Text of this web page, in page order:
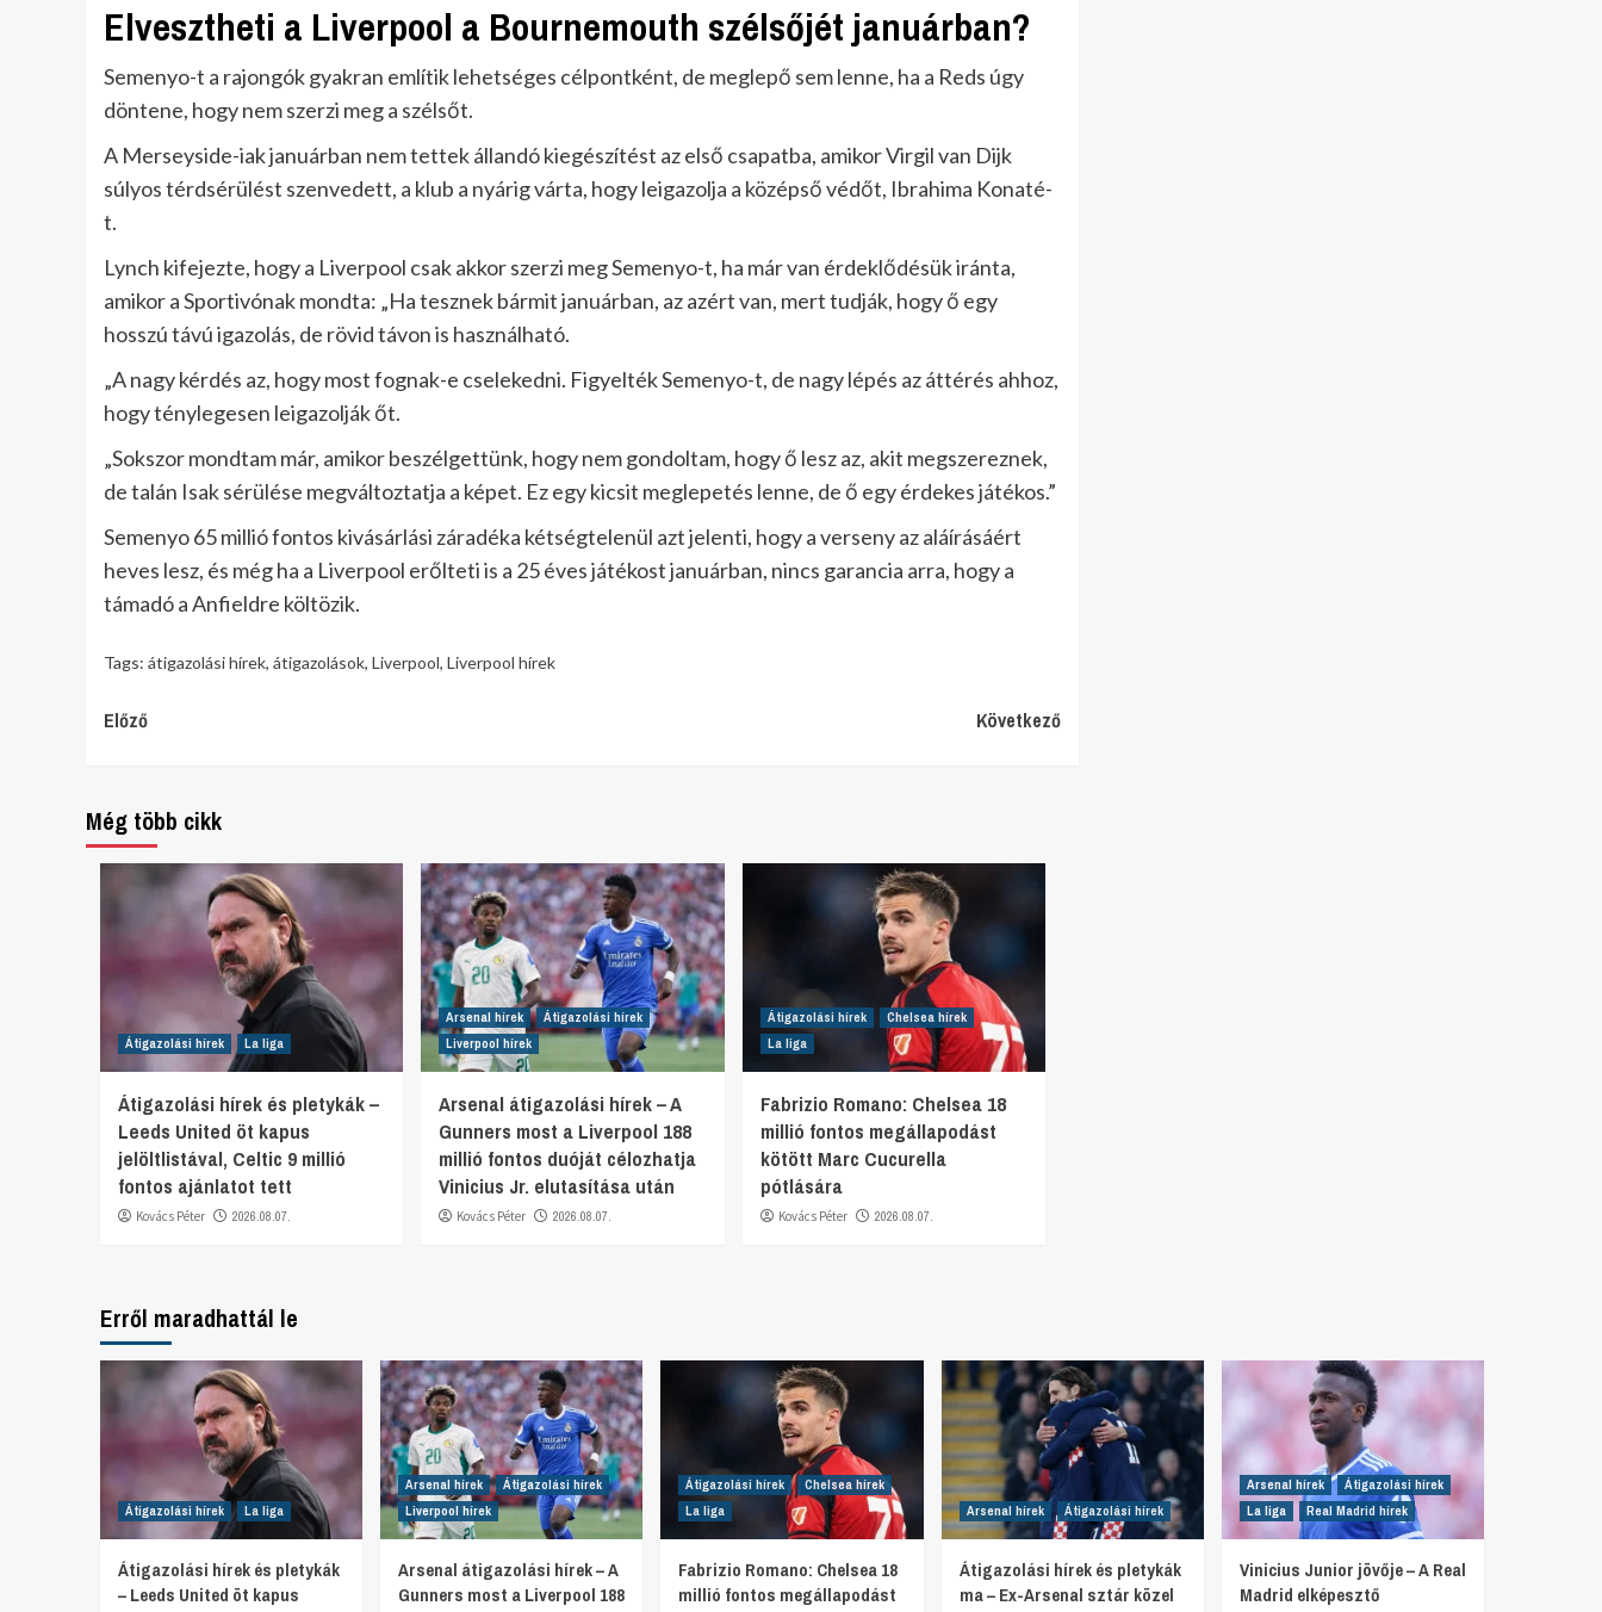
Elvesztheti a Liverpool a Bournemouth szélsőjét januárban?
Semenyo-t a rajongók gyakran említik lehetséges célpontként, de meglepő sem lenne, ha a Reds úgy
döntene, hogy nem szerzi meg a szélsőt.
A Merseyside-iak januárban nem tettek állandó kiegészítést az első csapatba, amikor Virgil van Dijk
súlyos térdsérülést szenvedett, a klub a nyárig várta, hogy leigazolja a középső védőt, Ibrahima Konaté-
t.
Lynch kifejezte, hogy a Liverpool csak akkor szerzi meg Semenyo-t, ha már van érdeklődésük iránta,
amikor a Sportivónak mondta: „Ha tesznek bármit januárban, az azért van, mert tudják, hogy ő egy
hosszú távú igazolás, de rövid távon is használható.
„A nagy kérdés az, hogy most fognak-e cselekedni. Figyelték Semenyo-t, de nagy lépés az áttérés ahhoz,
hogy ténylegesen leigazolják őt.
„Sokszor mondtam már, amikor beszélgettünk, hogy nem gondoltam, hogy ő lesz az, akit megszereznek,
de talán Isak sérülése megváltoztatja a képet. Ez egy kicsit meglepetés lenne, de ő egy érdekes játékos.”
Semenyo 65 millió fontos kivásárlási záradéka kétségtelenül azt jelenti, hogy a verseny az aláírásáért
heves lesz, és még ha a Liverpool erőlteti is a 25 éves játékost januárban, nincs garancia arra, hogy a
támadó a Anfieldre költözik.
Tags: átigazolási hírek, átigazolások, Liverpool, Liverpool hírek
Continue
Előző Következő
Még több cikk
Átigazolási hírek La liga
Átigazolási hírek és pletykák –
Leeds United öt kapus
jelöltlistával, Celtic 9 millió
fontos ajánlatot tett
Kovács Péter 2026.08.07.
Arsenal hírek
Átigazolási hírek
Liverpool hírek
Arsenal átigazolási hírek – A
Gunners most a Liverpool 188
millió fontos duóját célozhatja
Vinicius Jr. elutasítása után
Kovács Péter 2026.08.07.
Átigazolási hírek
Chelsea hírek
La liga
Fabrizio Romano: Chelsea 18
millió fontos megállapodást
kötött Marc Cucurella
pótlására
Kovács Péter 2026.08.07.
Erről maradhattál le
Átigazolási hírek La liga
Átigazolási hírek és pletykák
– Leeds United öt kapus
Arsenal hírek
Átigazolási hírek
Liverpool hírek
Arsenal átigazolási hírek – A
Gunners most a Liverpool 188
Átigazolási hírek
Chelsea hírek
La liga
Fabrizio Romano: Chelsea 18
millió fontos megállapodást
Arsenal hírek Átigazolási hírek
Átigazolási hírek és pletykák
ma – Ex-Arsenal sztár közel
Arsenal hírek
Átigazolási hírek
La liga
Real Madrid hírek
Vinicius Junior jövője – A Real
Madrid elképesztő